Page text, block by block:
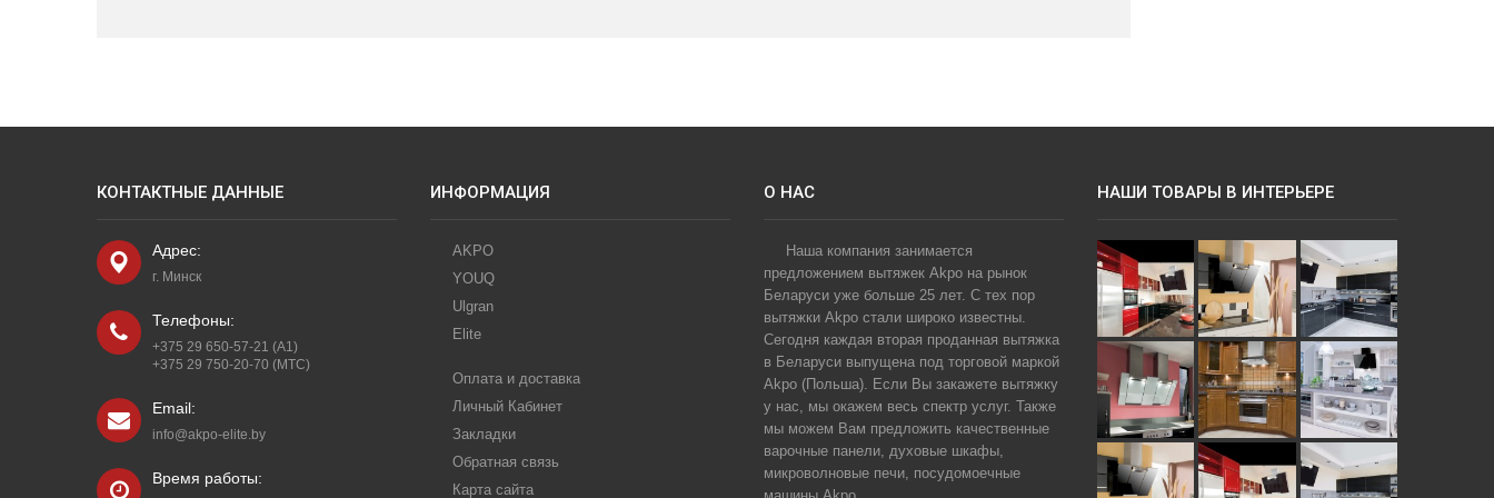
КОНТАКТНЫЕ ДАННЫЕ
Адрес:
г. Минск
Телефоны:
+375 29 650-57-21 (A1)
+375 29 750-20-70 (МТС)
Email:
info@akpo-elite.by
Время работы:
ИНФОРМАЦИЯ
AKPO
YOUQ
Ulgran
Elite
Оплата и доставка
Личный Кабинет
Закладки
Обратная связь
Карта сайта
О НАС
Наша компания занимается
предложением вытяжек Akpo на рынок
Беларуси уже больше 25 лет. С тех пор
вытяжки Akpo стали широко известны.
Сегодня каждая вторая проданная вытяжка
в Беларуси выпущена под торговой маркой
Akpo (Польша). Если Вы закажете вытяжку
у нас, мы окажем весь спектр услуг. Также
мы можем Вам предложить качественные
варочные панели, духовые шкафы,
микроволновые печи, посудомоечные
НАШИ ТОВАРЫ В ИНТЕРЬЕРЕ